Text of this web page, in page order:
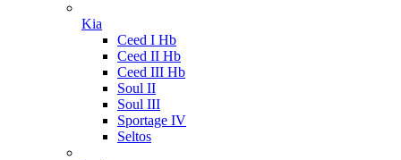
Kia
Ceed I Hb
Ceed II Hb
Ceed III Hb
Soul II
Soul III
Sportage IV
Seltos